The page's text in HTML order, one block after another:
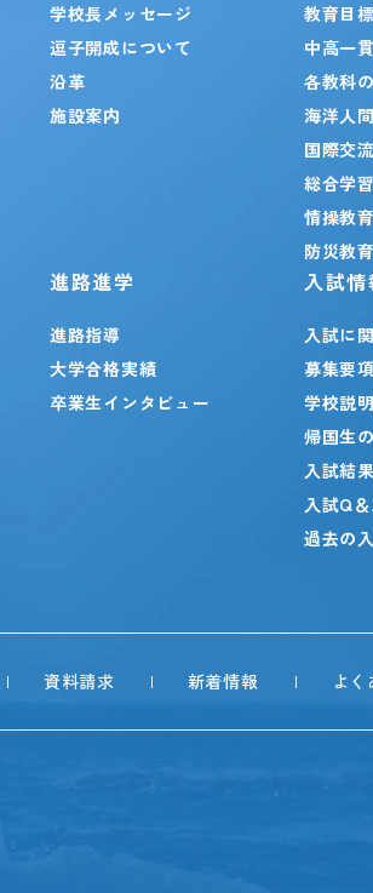
学校長メッセージ
逗子開成について
沿革
施設案内
教育目標
中高一
各教科
海洋人
国際交流
総合学
情操教育
防災教育
進路進学
進路指導
大学合格実績
卒業生インタビュー
入試情
入試に
募集要
学校説
帰国生
入試結果
入試Q
過去の
資料請求 新着情報 よ